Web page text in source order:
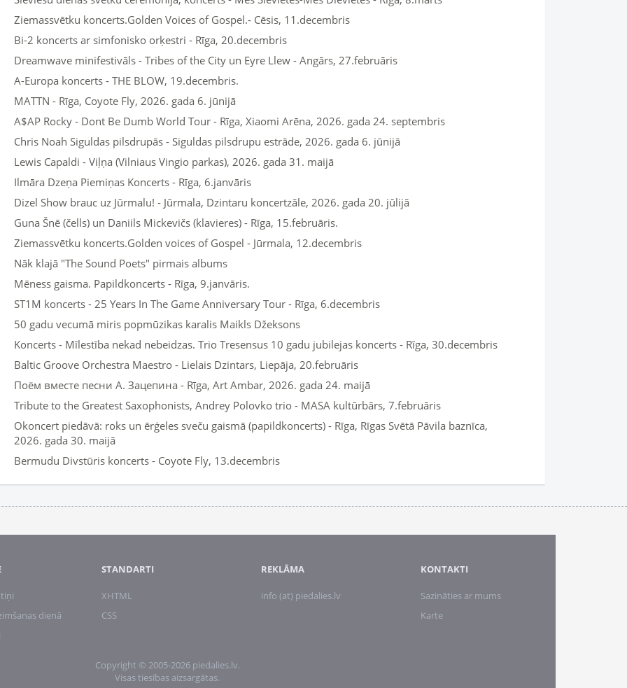
Ziemassvētku koncerts.Golden Voices of Gospel.- Cēsis, 11.decembris
Bi-2 koncerts ar simfonisko orķestri - Rīga, 20.decembris
Dreamwave minifestivāls - Tribes of the City un Eyre Llew - Angārs, 27.februāris
A-Europa koncerts - THE BLOW, 19.decembris.
MATTN - Rīga, Coyote Fly, 2026. gada 6. jūnijā
A$AP Rocky - Dont Be Dumb World Tour - Rīga, Xiaomi Arēna, 2026. gada 24. septembris
Chris Noah Siguldas pilsdrupās - Siguldas pilsdrupu estrāde, 2026. gada 6. jūnijā
Lewis Capaldi - Viļņa (Vilniaus Vingio parkas), 2026. gada 31. maijā
Ilmāra Dzeņa Piemiņas Koncerts - Rīga, 6.janvāris
Dizel Show brauc uz Jūrmalu! - Jūrmala, Dzintaru koncertzāle, 2026. gada 20. jūlijā
Guna Šnē (čells) un Daniils Mickevičs (klavieres) - Rīga, 15.februāris.
Ziemassvētku koncerts.Golden voices of Gospel - Jūrmala, 12.decembris
Nāk klajā "The Sound Poets" pirmais albums
Mēness gaisma. Papildkoncerts - Rīga, 9.janvāris.
ST1M koncerts - 25 Years In The Game Anniversary Tour - Rīga, 6.decembris
50 gadu vecumā miris popmūzikas karalis Maikls Džeksons
Koncerts - Mīlestība nekad nebeidzas. Trio Tresensus 10 gadu jubilejas koncerts - Rīga, 30.decembris
Baltic Groove Orchestra Maestro - Lielais Dzintars, Liepāja, 20.februāris
Поём вместе песни А. Зацепина - Rīga, Art Ambar, 2026. gada 24. maijā
Tribute to the Greatest Saxophonists, Andrey Polovko trio - MASA kultūrbārs, 7.februāris
Okoncert piedāvā: roks un ērģeles sveču gaismā (papildkoncerts) - Rīga, Rīgas Svētā Pāvila baznīca,
2026. gada 30. maijā
Bermudu Divstūris koncerts - Coyote Fly, 13.decembris
dienā
STANDARTI
XHTML
CSS
REKLĀMA
info (at) piedalies.lv
KONTAKTI
Sazināties ar mums
Karte
Copyright © 2005-2026 piedalies.lv.
Visas tiesības aizsargātas.